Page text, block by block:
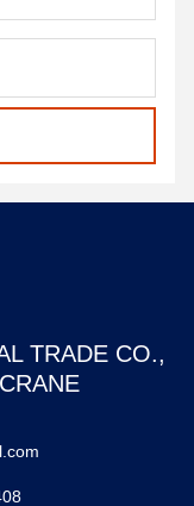
TRADE CO.,